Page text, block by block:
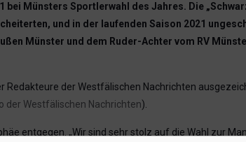
bei Münsters Sportlerwahl des Jahres. Die
und in der laufenden Saison 2021
Münster und dem Ruder-Achter vom RV
der Westfälischen Nachrichten
der Westfälischen Nachrichten).
entgegen. „Wir sind sehr stolz auf die Wahl zur